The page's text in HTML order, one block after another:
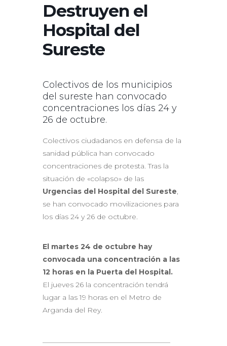
Destruyen el
Hospital del
Sureste
Colectivos de los municipios
del sureste han convocado
concentraciones los días 24 y
26 de octubre.
Colectivos ciudadanos en defensa de la
sanidad pública han convocado
concentraciones de protesta. Tras la
situación de «colapso» de las
Urgencias del Hospital del Sureste,
se han convocado movilizaciones para
los días 24 y 26 de octubre.
El martes 24 de octubre hay
convocada una concentración a las
12 horas en la Puerta del Hospital.
El jueves 26 la concentración tendrá
lugar a las 19 horas en el Metro de
Arganda del Rey.